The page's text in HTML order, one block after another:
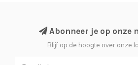
Abonneer je op onze
Blijf op de hoogte over onze